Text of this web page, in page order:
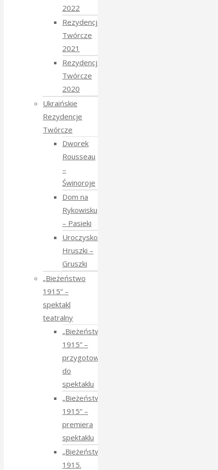
2022
Rezydencje
Twórcze
2021
Rezydencje
Twórcze
2020
Ukraińskie
Rezydencje
Twórcze
Dworek
Rousseau
–
Świnoroje
Dom na
Rykowisku
– Pasieki
Uroczysko
Hruszki –
Gruszki
„Bieżeństwo
1915” –
spektakl
teatralny
„Bieżeństwo
1915” –
przygotowania
do
spektaklu
„Bieżeństwo
1915” –
premiera
spektaklu
„Bieżeństwo
1915.